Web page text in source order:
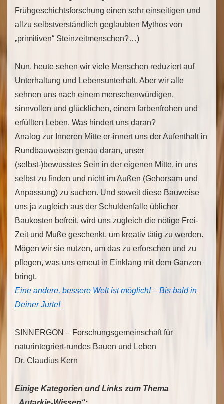
Frühgeschichtsforschung einen sehr einseitigen und
allzu selbstverständlich geglaubten Mythos von
„primitiven“ Steinzeitmenschen?…)
Nun, heute sehen wir viele Menschen reduziert auf
Unterhaltung und Lebensunterhalt. Aber wir alle
sehnen uns nach einem menschenwürdigen,
sinnvollen und glücklichen, einem farbenfrohen und
erfüllten Leben. Was hindert uns daran?
Analog zur Inneren Mitte er-innert uns der Aufenthalt in
Rundbauweisen genau daran, unser
(selbst-)bewusstes Sein in der eigenen Mitte, in uns
selbst zu finden und nicht im Außen (Gehorsam und
Anpassung) zu suchen. Und soweit diese Bauweise
uns ja zugleich aus der Schuldenfalle üblicher
Baukosten befreit, wird uns zugleich die nötige Frei-
Zeit und Muße geschenkt, um kreativ tätig zu werden.
Mögen wir sie nutzen, um das zu erforschen und zu
pflegen, was uns erneut in Einklang mit dem Ganzen
bringt.
Eine andere, bessere Welt ist möglich! – Bis bald in
Deiner Jurte!
SINNERGON – Forschungsgemeinschaft für
naturintegriert-rundes Bauen und Leben
Dr. Claudius Kern
Einige Kategorien und Links zum Thema